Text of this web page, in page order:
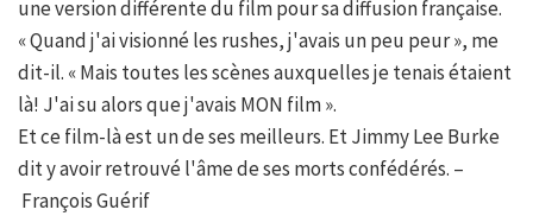
une version différente du film pour sa diffusion française.
« Quand j'ai visionné les rushes, j'avais un peu peur », me
dit-il. « Mais toutes les scènes auxquelles je tenais étaient
là! J'ai su alors que j'avais MON film ».
Et ce film-là est un de ses meilleurs. Et Jimmy Lee Burke
dit y avoir retrouvé l'âme de ses morts confédérés. –
François Guérif